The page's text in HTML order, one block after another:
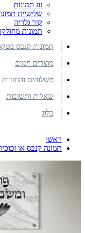
זוג תמונות
שלישיית
קיר גלריה
תמונות
תמונות קנבס
מוצרים חמים
משלוחים והחזרות
שאלות ותשובות
בלוג
ראשי
תמונה קנבס או זכוכית